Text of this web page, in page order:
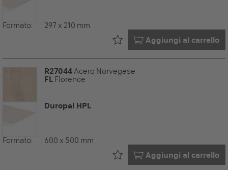
Formato: 297 x 210 mm
Aggiungi al carrello
Già nel tuo
R27044Acero Norvegese
FL Florence
Duropal HPL
Formato: 600 x 500 mm
Aggiungi al carrello
Già nel tuo